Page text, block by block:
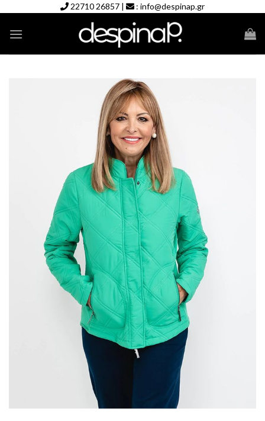
content
22710 26857 | : info@despinap.gr